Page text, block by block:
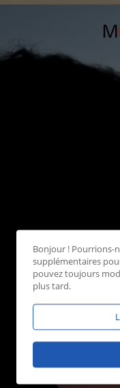
Bonjour ! Pourrions-
supplémentaires
pouvez toujours
plus tard.